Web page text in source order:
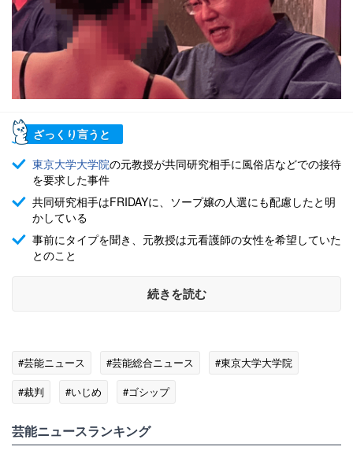
ざっくり言うと
東京大学大学院の元教授が共同研究相手に風俗店などでの接待
を要求した事件
共同研究相手はFRIDAYに、ソープ嬢の人選にも配慮したと明
かしている
事前にタイプを聞き、元教授は元看護師の女性を希望していた
とのこと
続きを読む
#芸能ニュース #芸能総合ニュース
#東京大学大学院
#裁判
#いじめ #ゴシップ
芸能ニュースランキング